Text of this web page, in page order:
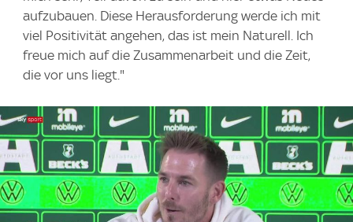
aufzubauen. Diese Herausforderung werde ich mit
viel Positivität angehen, das ist mein Naturell. Ich
freue mich auf die Zusammenarbeit und die Zeit,
die vor uns liegt."